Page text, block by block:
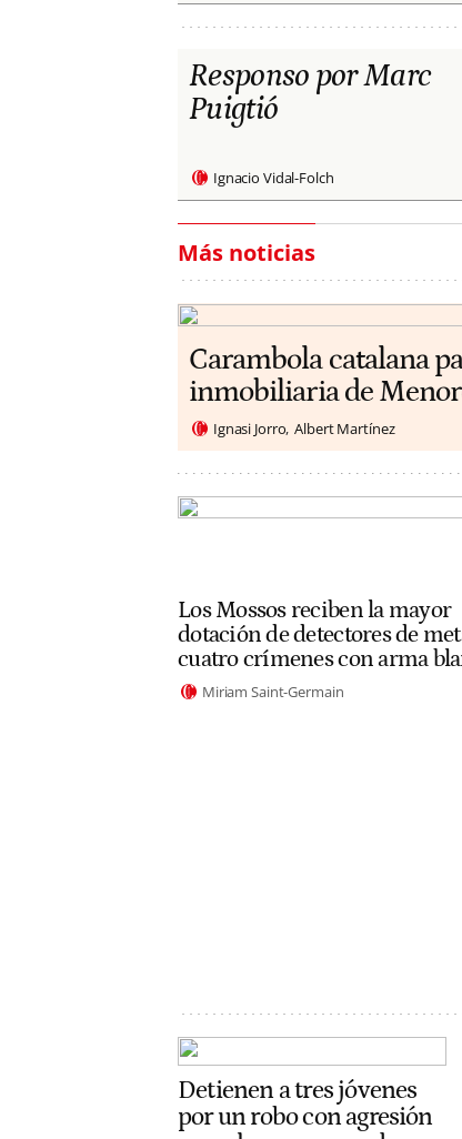
Responso por Marc
Puigtió
Ignacio Vidal-Folch
Más noticias
Carambola catalana
inmobiliaria de
Ignasi Jorro Albert Martínez
Los Mossos reciben la mayor
dotación de detectores de
cuatro crímenes con arma
Miriam Saint-Germain
Detienen a tres jóvenes
por un robo con agresión